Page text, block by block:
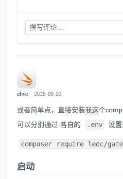
efnic 2025-09-10
或者简单点，直接安装我这个
可以分别通过 各自的
.env 设置
composer require ledc/
启动